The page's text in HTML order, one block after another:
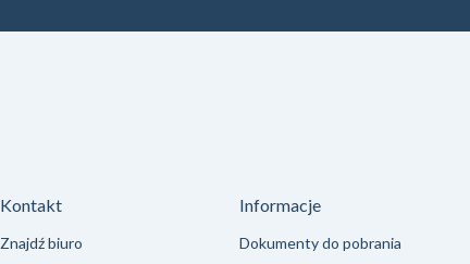
Kontakt
Znajdź biuro
Informacje
Dokumenty do pobrania